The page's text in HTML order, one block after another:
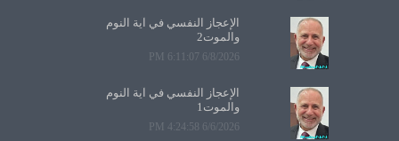
الإعجاز النفسي في آية النوم
والموت2
6/8/2026 6:11:07 PM
الإعجاز النفسي في آية النوم
والموت1
6/6/2026 4:24:58 PM